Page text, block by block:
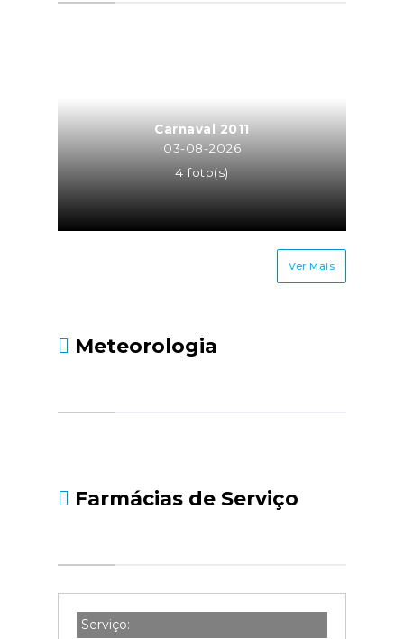
independente é equiparado a
TCO, sendo os seus honorários
recebidos pela atividade
independentes.Até quando
Declaração Modelo 3 de
social.pt/noticias/-/asset_publisher/
Carnaval 2011
03-08-2026
4 foto(s)
Ver Mais
Meteorologia
Farmácias de Serviço
Serviço: